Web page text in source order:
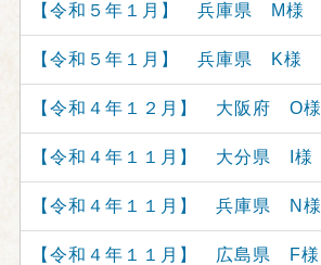
【令和５年１月】 兵庫県 M様
【令和５年１月】 兵庫県 K様
【令和４年１２月】 大阪府 O様
【令和４年１１月】 大分県 I様
【令和４年１１月】 兵庫県 N様
【令和４年１１月】 広島県 F様